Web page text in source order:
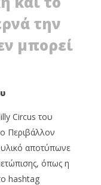
την
μπορεί
Circus του
Περιβάλλον
υλικό αποτύπωνε
όπως η
hashtag